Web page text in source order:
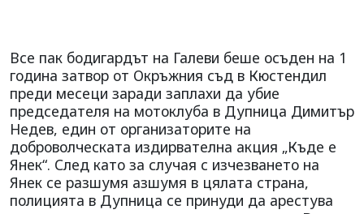
Все пак бодигардът на Галеви беше осъден на 1
година затвор от Окръжния съд в Кюстендил
преди месеци заради заплахи да убие
председателя на мотоклуба в Дупница Димитър
Недев, един от организаторите на
доброволческата издирвателна акция „Къде е
Янек“. След като за случая с изчезването на
Янек се разшумя азшумя в цялата страна,
полицията в Дупница се принуди да арестува